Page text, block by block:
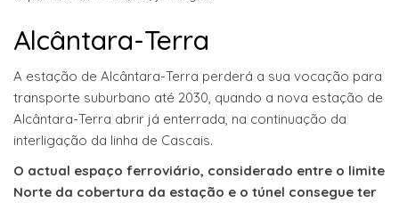
Alcântara-Terra
A estação de Alcântara-Terra perderá a sua vocação para
transporte suburbano até 2030, quando a nova estação de
Alcântara-Terra abrir já enterrada, na continuação da
interligação da linha de Cascais.
O actual espaço ferroviário, considerado entre o limite
Norte da cobertura da estação e o túnel consegue ter